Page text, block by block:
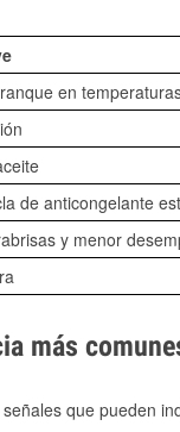
en
de anticongelante
y menor
más
que pueden